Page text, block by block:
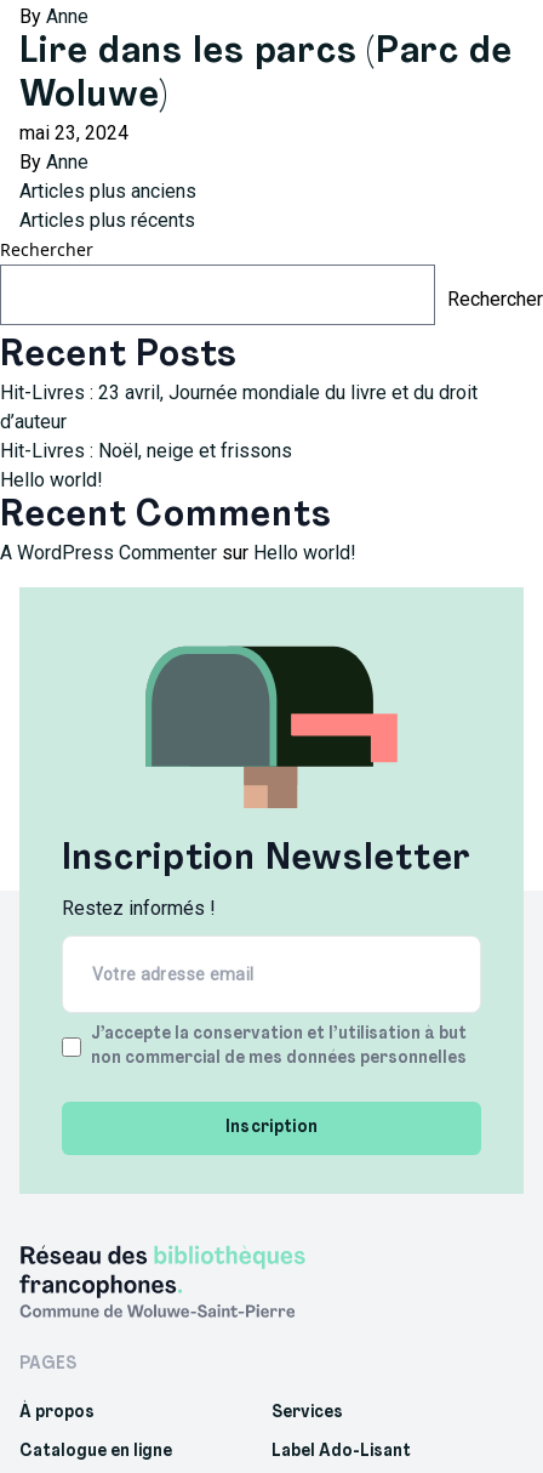
By Anne
Lire dans les parcs (Parc de
Woluwe)
mai 23, 2024
By Anne
Navigation
des
Articles plus anciens
Articles plus récents
Rechercher
Rechercher
Recent Posts
Hit-Livres : 23 avril, Journée mondiale du livre et du droit
d’auteur
Hit-Livres : Noël, neige et frissons
Hello world!
Recent Comments
A WordPress Commenter sur Hello world!
Inscription Newsletter
Restez informés !
Email
(Required)
Terms
(Required)
J’accepte la conservation et l’utilisation à but
non commercial de mes données personnelles
PAGES
À propos
Catalogue en ligne
Services
Label Ado-Lisant